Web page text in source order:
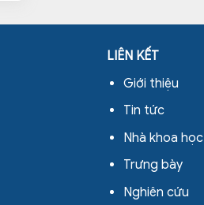
LIÊN KẾT
Giới thiệu
Tin tức
Nhà khoa học
Trưng bày
Nghiên cứu